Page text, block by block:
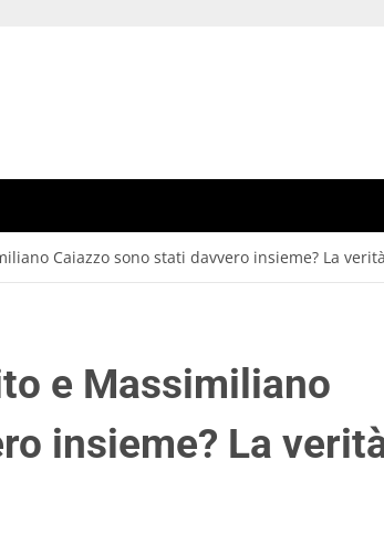
Caiazzo sono stati davvero insieme? La
e Massimiliano
insieme? La